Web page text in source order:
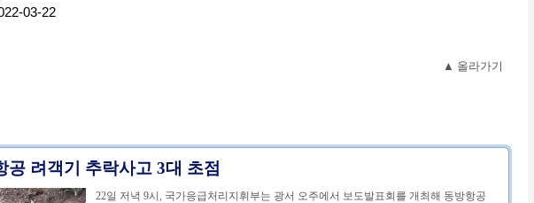
03-22
▲ 올라가기
공 려객기 추락사고 3대 초점
22일 저녁 9시, 국가응급처리지휘부는 광서 오주에서 보도발표회를 개최해 동방항공